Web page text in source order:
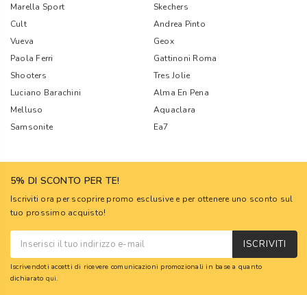
Marella Sport
Skechers
Cult
Andrea Pinto
Vueva
Geox
Paola Ferri
Gattinoni Roma
Shooters
Tres Jolie
Luciano Barachini
Alma En Pena
Melluso
Aquaclara
Samsonite
Ea7
5% DI SCONTO PER TE!
Iscriviti ora per scoprire promo esclusive e per ottenere uno sconto sul
tuo prossimo acquisto!
ISCRIVITI
Iscrivendoti accetti di ricevere comunicazioni promozionali in base a quanto
dichiarato qui.